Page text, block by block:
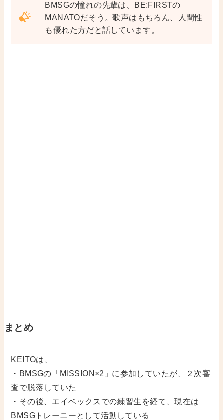
BMSGの憧れの先輩は、BE:FIRSTの
MANATOだそう。歌声はもちろん、人間性
も優れた方だと話しています。
まとめ
KEITOは、
・BMSGの「MISSION×2」に参加していたが、２次審
査で脱落していた
・その後、エイベックスでの練習生を経て、現在は
BMSGトレーニーとして活動している